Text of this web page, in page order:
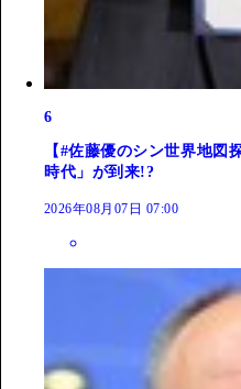
6
【#佐藤優のシン世界地図
時代」が到来!?
2026年08月07日 07:00